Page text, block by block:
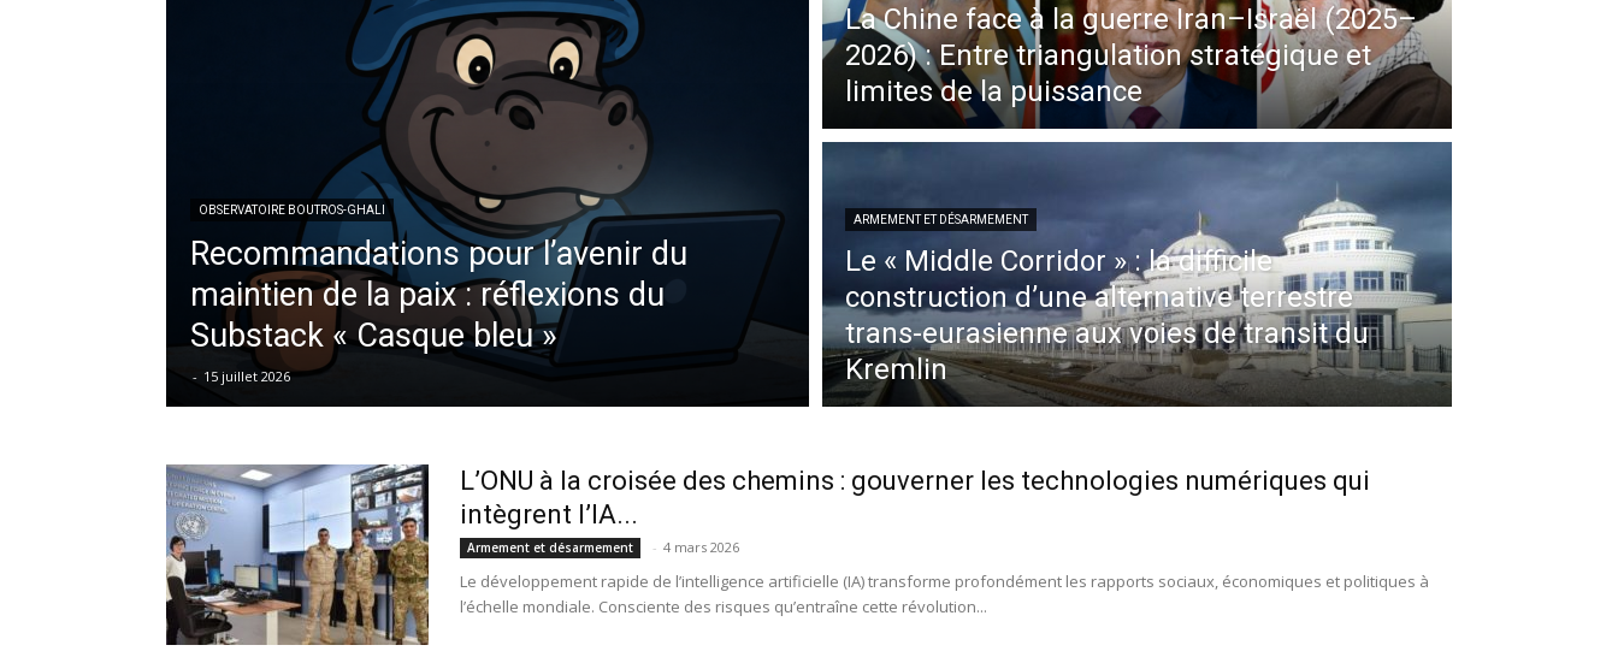
OBSERVATOIRE BOUTROS-GHALI
Recommandations pour l’avenir du
maintien de la paix : réflexions du
Substack « Casque bleu »
- 15 juillet 2026
La Chine face à la guerre Iran–Israël (2025–
2026) : Entre triangulation stratégique et
limites de la puissance
ARMEMENT ET DÉSARMEMENT
Le « Middle Corridor » : la difficile
construction d’une alternative terrestre
trans-eurasienne aux voies de transit du
Kremlin
L’ONU à la croisée des chemins : gouverner les technologies numériques qui
intègrent l’IA...
Armement et désarmement - 4 mars 2026
Le développement rapide de l’intelligence artificielle (IA) transforme profondément les rapports sociaux, économiques et politiques à
l’échelle mondiale. Consciente des risques qu’entraîne cette révolution...